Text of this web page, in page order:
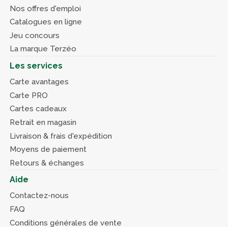
Nos offres d'emploi
Catalogues en ligne
Jeu concours
La marque Terzéo
Les services
Carte avantages
Carte PRO
Cartes cadeaux
Retrait en magasin
Livraison & frais d'expédition
Moyens de paiement
Retours & échanges
Aide
Contactez-nous
FAQ
Conditions générales de vente